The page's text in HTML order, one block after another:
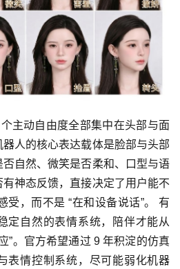
主动自由度全部集中在头部与面
人的核心表达载体是脸部与头部
自然、微笑是否柔和、口型与语
神态反馈，直接决定了用户能不
受，而不是 “在和设备说话”。 有
定自然的表情系统，陪伴才能从
”。官方希望通过 9 年积淀的仿真
表情控制系统，尽可能弱化机器